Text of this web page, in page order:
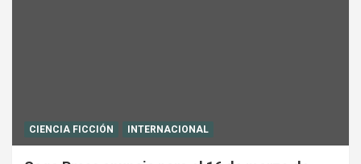
CIENCIA FICCIÓN INTERNACIONAL